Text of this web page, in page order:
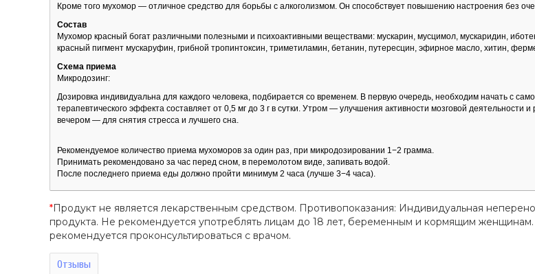
Кроме того мухомор — отличное средство для борьбы с алкоголизмом. Он способствует повышению настроения без
Состав
Мухомор красный богат различными полезными и психоактивными веществами: мускарин, мусцимол, мускаридин,
красный пигмент мускаруфин, грибной тропинтоксин, триметиламин, бетанин, путересцин, эфирное масло, хитин,
Схема приема
Микродозинг:
Дозировка индивидуальна для каждого человека, подбирается со временем. В первую очередь, необходим начать с
терапевтического эффекта составляет от 0,5 мг до 3 г в сутки. Утром — улучшения активности мозговой деятельности
вечером — для снятия стресса и лучшего сна.
Рекомендуемое количество приема мухоморов за один раз, при микродозировании 1−2 грамма.
Принимать рекомендовано за час перед сном, в перемолотом виде, запивать водой.
После последнего приема еды должно пройти минимум 2 часа (лучше 3−4 часа).
*Продукт не является лекарственным средством. Противопоказания: Индивидуальная
продукта. Не рекомендуется употреблять лицам до 18 лет, беременным и кормящим
рекомендуется проконсультироваться с врачом.
Отзывы